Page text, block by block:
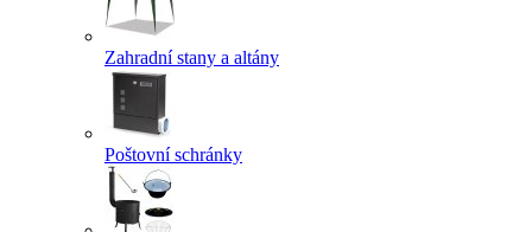
Zahradní stany a altány
Poštovní schránky